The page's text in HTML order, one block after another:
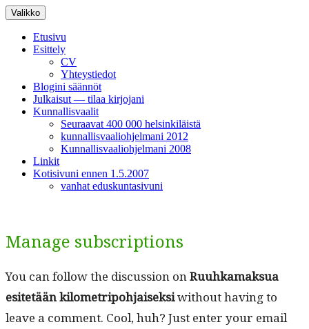
Siirry
sisältöön
Valikko
Etusivu
Esittely
CV
Yhteystiedot
Blogini säännöt
Julkaisut — tilaa kirjojani
Kunnallisvaalit
Seuraavat 400 000 helsinkiläistä
kunnallisvaaliohjelmani 2012
Kunnallisvaaliohjelmani 2008
Linkit
Kotisivuni ennen 1.5.2007
vanhat eduskuntasivuni
Manage subscriptions
You can fol­low the dis­cus­sion onRuuhka­mak­sua
esitetään kilo­metripo­h­jaisek­siwith­out hav­ing to
leave a com­ment. Cool, huh? Just enter your email